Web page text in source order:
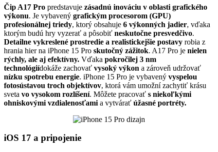
Čip A17 Pro predstavuje zásadnú inováciu v oblasti grafického
výkonu. Je vybavený grafickým procesorom (GPU)
profesionálnej triedy, ktorý obsahuje 6 výkonných jadier, vďaka
ktorým budú hry vyzerať a pôsobiť neskutočne presvedčivo.
Detailne vykreslené prostredie a realistickejšie postavy robia z
hrania hier na iPhone 15 Pro skutočný zážitok. A17 Pro je nielen
rýchly, ale aj efektívny. Vďaka pokročilej 3 nm
technológiídokáže zachovať vysoký výkon a zároveň udržovať
nízku spotrebu energie. iPhone 15 Pro je vybavený vyspelou
fotosústavou troch objektívov, ktorá vám umožní zachytiť krásu
sveta vo vysokom rozlíšení. Môžete pracovať s niekoľkými
ohniskovými vzdialenosťami a vytvárať úžasné portréty.
iOS 17 a pripojenie